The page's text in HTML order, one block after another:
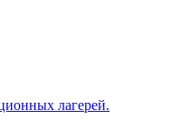
лагерей.